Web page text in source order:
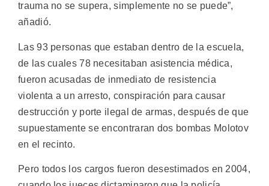
trauma no se supera, simplemente no se puede”,
añadió.
Las 93 personas que estaban dentro de la escuela,
de las cuales 78 necesitaban asistencia médica,
fueron acusadas de inmediato de resistencia
violenta a un arresto, conspiración para causar
destrucción y porte ilegal de armas, después de que
supuestamente se encontraran dos bombas Molotov
en el recinto.
Pero todos los cargos fueron desestimados en 2004,